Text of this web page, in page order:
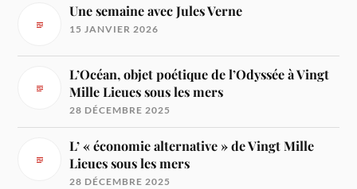
Une semaine avec Jules Verne
15 JANVIER 2026
L’Océan, objet poétique de l’Odyssée à Vingt
Mille Lieues sous les mers
28 DÉCEMBRE 2025
L’ « économie alternative » de Vingt Mille
Lieues sous les mers
28 DÉCEMBRE 2025